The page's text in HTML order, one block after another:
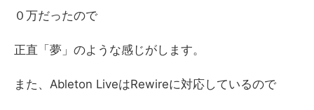
０万だったので
正直「夢」のような感じがします。
また、Ableton LiveはRewireに対応しているので